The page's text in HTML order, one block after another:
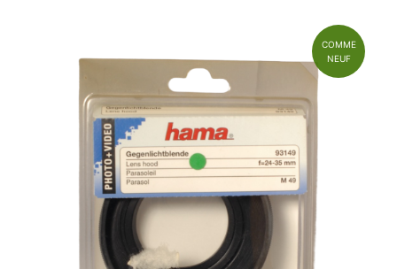
COMME
NEUF